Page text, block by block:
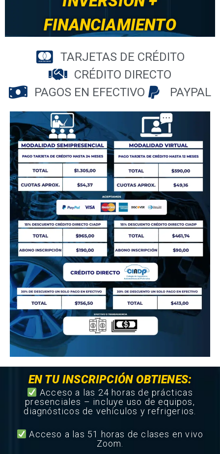
FINANCIAMIENTO
TARJETAS DE CRÉDITO
CRÉDITO DIRECTO
PAGOS EN EFECTIVO
PAYPAL
EN TU INSCRIPCIÓN OBTIENES:
Acceso a las 24 horas de prácticas
presenciales – incluye uso de equipos,
diagnósticos de vehículos y refrigerios.
Acceso a las 51 horas de clases en vivo
Zoom.